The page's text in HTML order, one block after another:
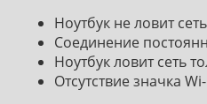
Ноутбук не ловит
Соединение
Ноутбук ловит сеть
Отсутствие значка